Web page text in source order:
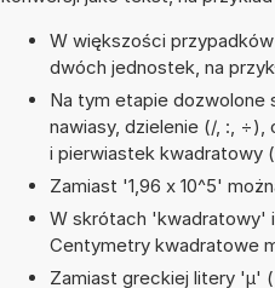
W większości
dwóch jednostek, na
Na tym etapie dozwolone
nawiasy, dzielenie (/, :, ÷),
i pierwiastek kwadratowy
Zamiast '1,96 x 10^5'
W skrótach 'kwadratowy'
Centymetry kwadratowe
Zamiast greckiej litery 'µ'